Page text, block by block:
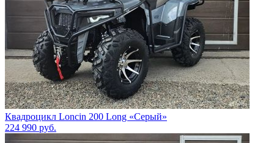
Квадроцикл Loncin 200 Long «Серый»
224 990 руб.